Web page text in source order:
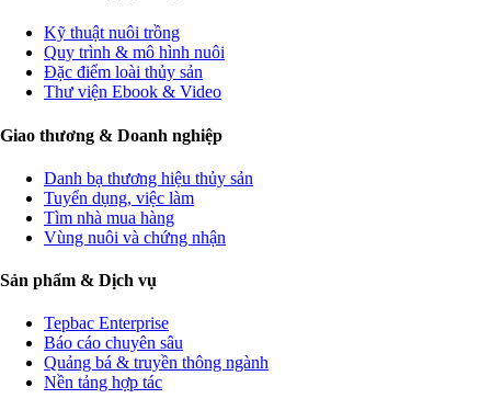
Kỹ thuật nuôi trồng
Quy trình & mô hình nuôi
Đặc điểm loài thủy sản
Thư viện Ebook & Video
Giao thương & Doanh nghiệp
Danh bạ thương hiệu thủy sản
Tuyển dụng, việc làm
Tìm nhà mua hàng
Vùng nuôi và chứng nhận
Sản phẩm & Dịch vụ
Tepbac Enterprise
Báo cáo chuyên sâu
Quảng bá & truyền thông ngành
Nền tảng hợp tác